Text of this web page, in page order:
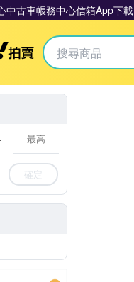
中古車帳務中心信箱App下載
Yahoo拍賣
確定